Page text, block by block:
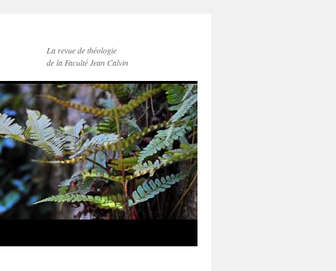
La revue de théologie
de la Faculté Jean Calvin